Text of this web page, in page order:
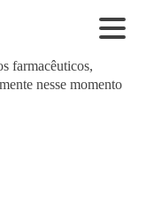
farmacêuticos,
nesse momento